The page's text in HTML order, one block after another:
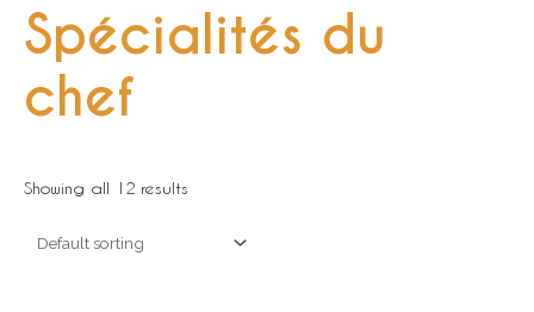
Spécialités du
chef
Showing all 12 results